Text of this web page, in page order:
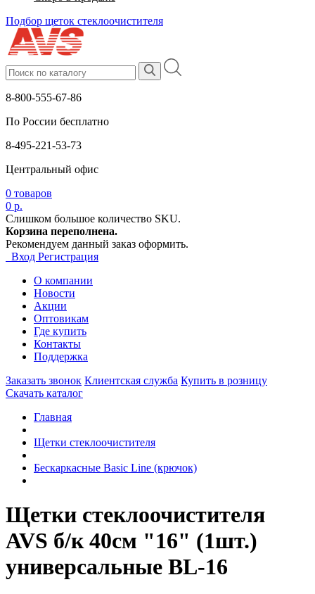
Подбор щеток стеклоочистителя
8-800-555-67-86
По России бесплатно
8-495-221-53-73
Центральный офис
0 товаров
0 р.
Слишком большое количество SKU.
Корзина переполнена.
Рекомендуем данный заказ оформить.
Вход Регистрация
О компании
Новости
Акции
Оптовикам
Где купить
Контакты
Поддержка
Заказать звонок Клиентская служба Купить в розницу
Скачать каталог
Главная
Щетки стеклоочистителя
Бескаркасные Basic Line (крючок)
Щетки стеклоочистителя
AVS б/к 40см "16" (1шт.)
универсальные BL-16